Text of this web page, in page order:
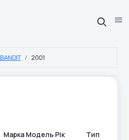
BANDIT 2001
Марка Модель Рік Тип